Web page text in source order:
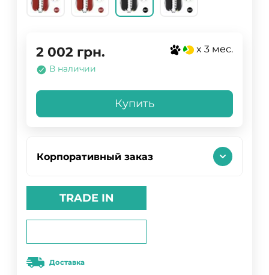
2 002 грн. x 3 мес.
В наличии
Купить
Корпоративный заказ
TRADE IN
Доставка